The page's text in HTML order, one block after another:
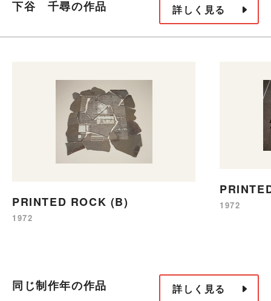
下谷 千尋の作品 詳しく見る
PRINTED ROCK (B)
1972
1972
同じ制作年の作品 詳しく見る